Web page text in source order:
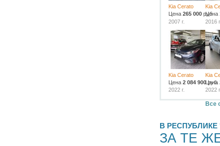
Kia Cerato
Цена 265 000 руб.
2007 г.
Kia
Цена
2016
Kia Cerato
Цена 2 084 900 руб.
2022 г.
Kia
Цена
2022
Все
В
ЗА ТЕ